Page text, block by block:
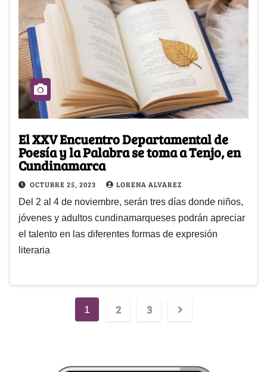
El XXV Encuentro Departamental de
Poesía y la Palabra se toma a Tenjo, en
Cundinamarca
OCTUBRE 25, 2023 LORENA ALVAREZ
Del 2 al 4 de noviembre, serán tres días donde niños,
jóvenes y adultos cundinamarqueses podrán apreciar
el talento en las diferentes formas de expresión
literaria
1 2 3